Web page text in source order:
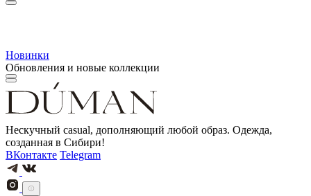
Новинки
Обновления и новые коллекции
Нескучный casual, дополняющий любой образ. Одежда,
созданная в Сибири!
ВКонтакте Telegram